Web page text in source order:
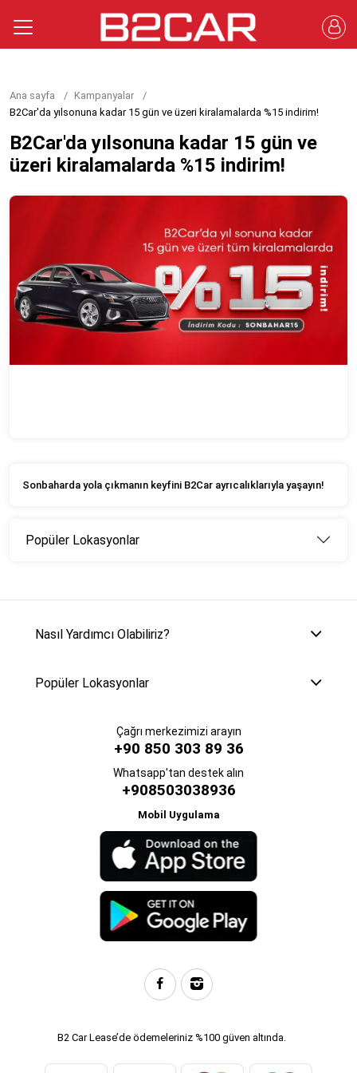
Ana sayfa
Kampanyalar
B2Car'da yılsonuna kadar 15 gün ve üzeri kiralamalarda %15 indirim!
B2Car'da yılsonuna kadar 15 gün ve
üzeri kiralamalarda %15 indirim!
Sonbaharda yola çıkmanın keyfini B2Car ayrıcalıklarıyla yaşayın!
Popüler Lokasyonlar
Nasıl Yardımcı Olabiliriz?
Popüler Lokasyonlar
Çağrı merkezimizi arayın
+90 850 303 89 36
Whatsapp'tan destek alın
+908503038936
Mobil Uygulama
B2 Car Lease’de ödemeleriniz %100 güven altında.